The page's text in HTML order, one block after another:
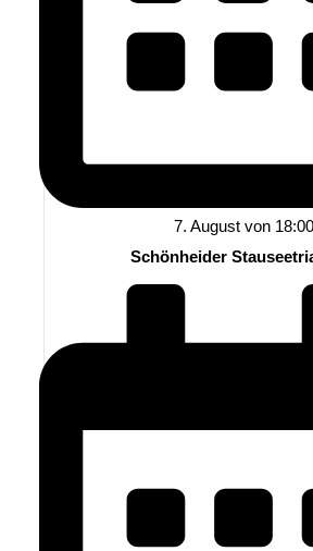
7. August von 18:00
Schönheider